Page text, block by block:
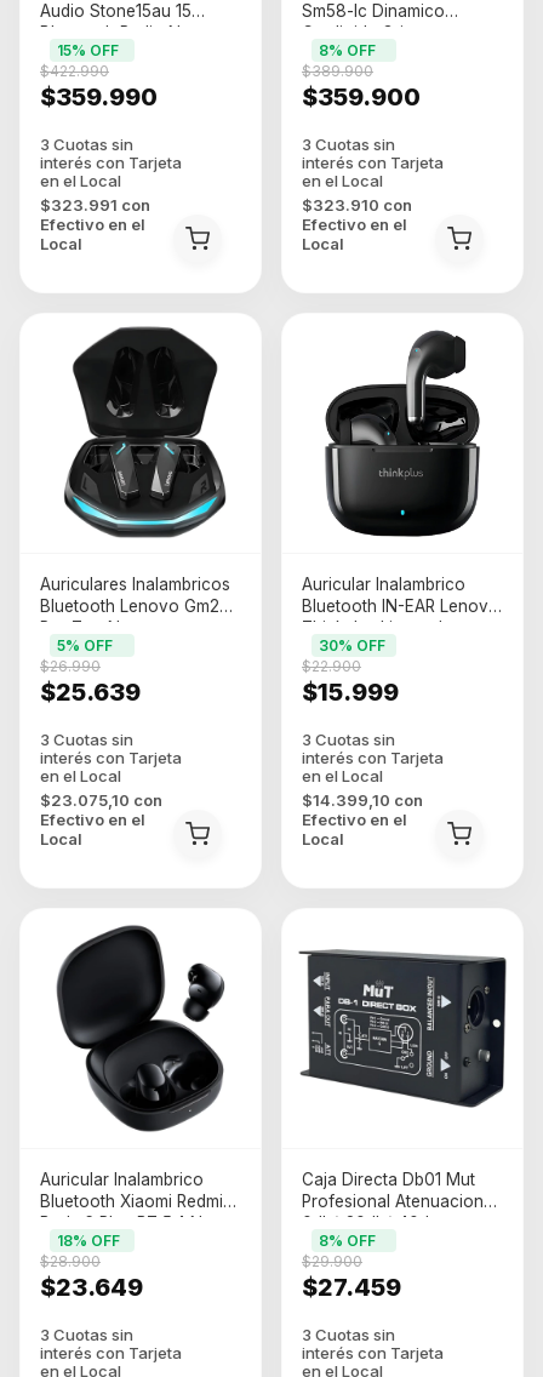
Audio Stone15au 15
Bluetooth Radio Negro
480w
$359.990
$422.990
15% OFF
$323.991 con
Efectivo en el
Local
Sm58-lc Dinamico
Cardioide Gris
Oscuro/plateado
$359.900
$389.900
8% OFF
$323.910 con
Efectivo en el
Local
Auriculares Inalambricos
Bluetooth Lenovo Gm2
Pro Tws Negro
$25.639
$26.990
5% OFF
$23.075,10 con
Efectivo en el
Local
Auricular Inalambrico
Bluetooth IN-EAR Lenovo
Thinkplus Livepods
Lp40pro Negro
$15.999
$22.900
30% OFF
$14.399,10 con
Efectivo en el
Local
Auricular Inalambrico
Bluetooth Xiaomi Redmi
Buds 6 Play BT 5.4 Negro
600mAh 10M M2420e1
$23.649
$28.900
18% OFF
Caja Directa Db01 Mut
Profesional Atenuacion
0db/-20db/-40d
$27.459
$29.900
8% OFF